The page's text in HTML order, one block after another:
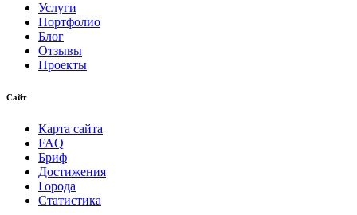
Услуги
Портфолио
Блог
Отзывы
Проекты
Сайт
Карта сайта
FAQ
Бриф
Достижения
Города
Статистика